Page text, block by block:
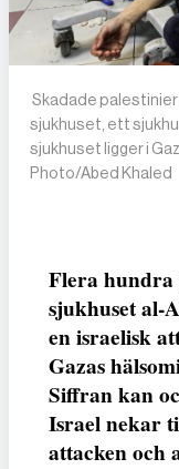
Skadade
sjukhuset, ett
sjukhuset ligger i
Photo/Abed Khaled
Flera hundra
sjukhuset al-
en israelisk
Gazas
Siffran kan
Israel nekar
attacken och